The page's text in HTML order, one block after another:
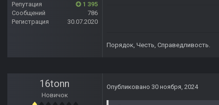
Репутация
1 395
Сообщений
786
Регистрация
30.07.2020
Порядок, Честь, Справедливость.
16tonn
Новичок
Опубликовано 30 ноября, 2024